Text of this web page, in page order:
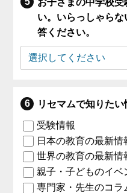
い。いらっしゃら
答ください。
リセマムで知りたい
受験情報
日本の教育の最新情
世界の教育の最新情
親子・子どものイベ
専門家・先生のコラ